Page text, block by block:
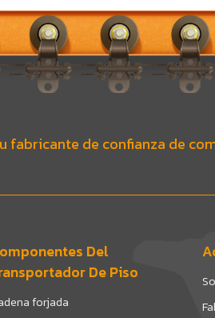
fabricante de confianza de
Del
De Piso
forjada